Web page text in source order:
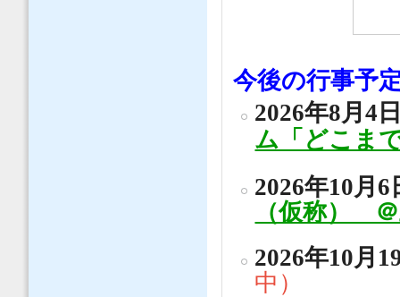
今後の行事予
2026年8月4
ム「どこま
2026年10月6
（仮称）
2026年10月
中）